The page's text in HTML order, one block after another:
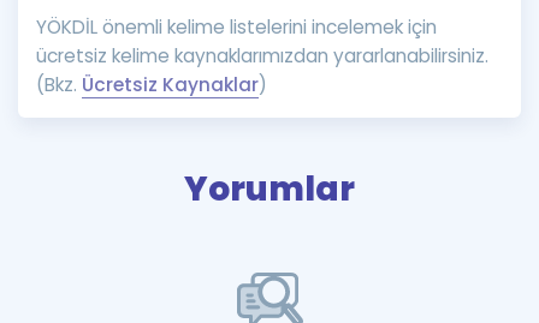
ÖSYM Sınav Takvimi
Kampanyalar
Blog
İngilizce Gramer
YÖKDİL önemli kelime listelerini incelemek için
ücretsiz kelime kaynaklarımızdan yararlanabilirsiniz.
(Bkz. Ücretsiz Kaynaklar)
Yorumlar